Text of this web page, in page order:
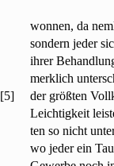
wonnen, da
sondern jeder
ihrer
merklich
[5]
der größten
Leichtigkeit
ten so nicht
wo jeder ein